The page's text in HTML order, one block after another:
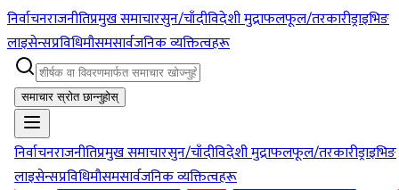
निर्वाचनराजनीतिप्रमुख समाचारसुन/चाँदीविदेशी मुद्राफलफूल/तरकारीड्राइभिङ
लाइसेन्सप्रविधिमौसमसार्वजनिक व्यक्तित्वहरू
समाचार स्रोत छान्नुहोस्
निर्वाचनराजनीतिप्रमुख समाचारसुन/चाँदीविदेशी मुद्राफलफूल/तरकारीड्राइभिङ
लाइसेन्सप्रविधिमौसमसार्वजनिक व्यक्तित्वहरू